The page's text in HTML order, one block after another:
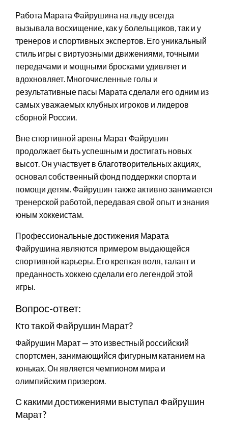
Работа Марата Файрушина на льду всегда
вызывала восхищение, как у болельщиков, так и у
тренеров и спортивных экспертов. Его уникальный
стиль игры с виртуозными движениями, точными
передачами и мощными бросками удивляет и
вдохновляет. Многочисленные голы и
результативные пасы Марата сделали его одним из
самых уважаемых клубных игроков и лидеров
сборной России.
Вне спортивной арены Марат Файрушин
продолжает быть успешным и достигать новых
высот. Он участвует в благотворительных акциях,
основал собственный фонд поддержки спорта и
помощи детям. Файрушин также активно занимается
тренерской работой, передавая свой опыт и знания
юным хоккеистам.
Профессиональные достижения Марата
Файрушина являются примером выдающейся
спортивной карьеры. Его крепкая воля, талант и
преданность хоккею сделали его легендой этой
игры.
Вопрос-ответ:
Кто такой Файрушин Марат?
Файрушин Марат — это известный российский
спортсмен, занимающийся фигурным катанием на
коньках. Он является чемпионом мира и
олимпийским призером.
С какими достижениями выступал Файрушин
Марат?